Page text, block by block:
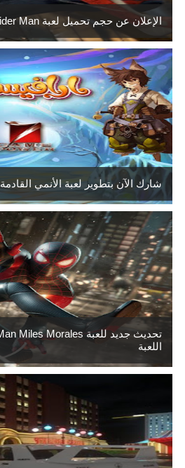
الإعلان عن حجم تحميل لعبة Spider Man
شارك الآن بتطوير لعبة الأنمي
اللعبة